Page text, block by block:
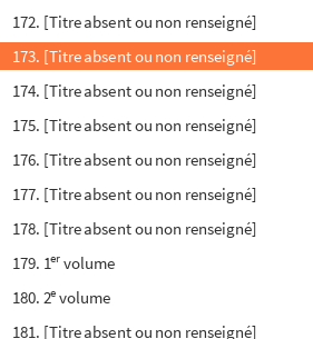
172. [Titre absent ou non renseigné]
173. [Titre absent ou non renseigné]
174. [Titre absent ou non renseigné]
175. [Titre absent ou non renseigné]
176. [Titre absent ou non renseigné]
177. [Titre absent ou non renseigné]
178. [Titre absent ou non renseigné]
179. 1er volume
180. 2e volume
181. [Titre absent ou non renseigné]